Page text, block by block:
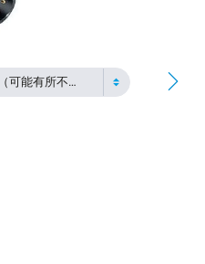
示意图（可能有所不同）